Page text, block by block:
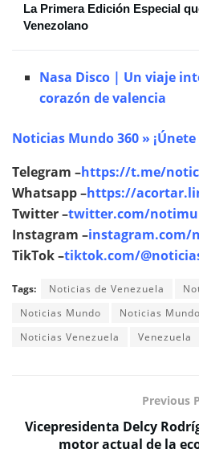
La Primera Edición Especial
Venezolano
Nasa Disco | Un viaje
corazón de valencia
Noticias Mundo 360 »
Telegram –https://t.me/
Whatsapp –https://
Twitter –twitter.com/
Instagram –instagram.com/
TikTok –tiktok.com/
Tags: Noticias de Venezuela
Noticias Mundo
Noticias
Noticias Venezuela
Venezuela
Previous
Vicepresidenta Delcy
motor actual de la